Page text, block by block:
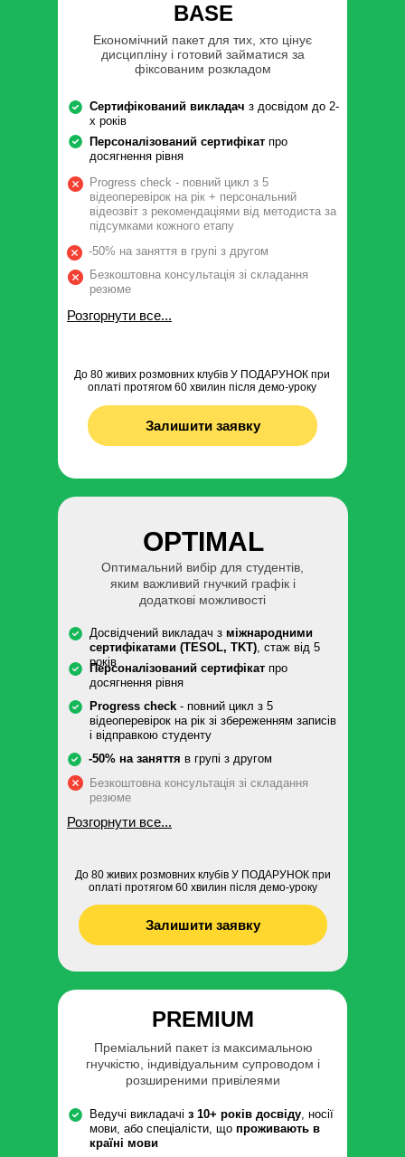
BASE
OPTIMAL
PREMIUM
Досвідчений викладач з міжнародними
сертифікатами (TESOL, TKT), стаж від 5
років
Персоналізований сертифікат про
досягнення рівня
Оптимальний вибір для студентів,
яким важливий гнучкий графік і
додаткові можливості
Ведучі викладачі з 10+ років досвіду, носії
мови, або спеціалісти, що проживають в
країні мови
Преміальний пакет із максимальною
гнучкістю, індивідуальним супроводом і
розширеними привілеями
Сертифікований викладач з досвідом до 2-
х років
Персоналізований сертифікат про
досягнення рівня
Безкоштовна консультація зі складання
резюме
Безкоштовна консультація зі складання
резюме
Progress check - повний цикл з 5
відеоперевірок на рік + персональний
відеозвіт з рекомендаціями від методиста за
підсумками кожного етапу
-50% на заняття в групі з другом
Progress check - повний цикл з 5
відеоперевірок на рік зі збереженням записів
і відправкою студенту
-50% на заняття в групі з другом
Економічний пакет для тих, хто цінує
дисципліну і готовий займатися за
фіксованим розкладом
До 80 живих розмовних клубів У ПОДАРУНОК при
оплаті протягом 60 хвилин після демо-уроку
Залишити заявку
До 80 живих розмовних клубів У ПОДАРУНОК при
оплаті протягом 60 хвилин після демо-уроку
Залишити заявку
Розгорнути все...
Розгорнути все...